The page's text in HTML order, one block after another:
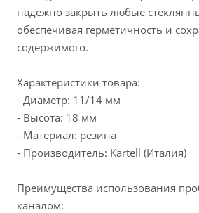
надежно закрыть любые
обеспечивая герметичность и
содержимого.
Характеристики товара:
- Диаметр: 11/14 мм
- Высота: 18 мм
- Материал: резина
- Производитель: Kartell (Италия)
Преимущества использования
каналом: